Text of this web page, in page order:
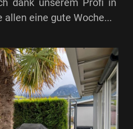
dank unserem Profi in
allen eine gute Woche...